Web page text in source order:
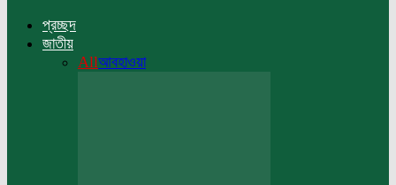
প্রচ্ছদ
জাতীয়
Allআবহাওয়া